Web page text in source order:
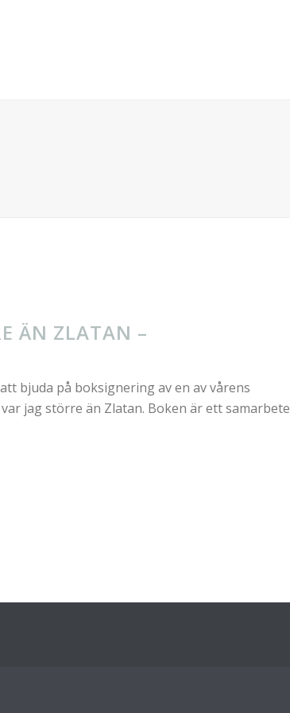
ÄN ZLATAN –
bjuda på boksignering av en av vårens
jag större än Zlatan. Boken är ett samarbete